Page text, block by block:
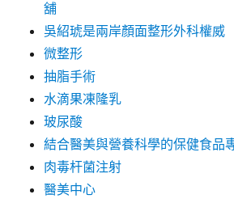
舖
吳紹琥是兩岸顏面整形外科權威
微整形
抽脂手術
水滴果凍隆乳
玻尿酸
結合醫美與營養科學的保健食品
肉毒杆菌注射
醫美中心